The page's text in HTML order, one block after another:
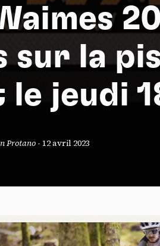
sur la
jeudi
Protano- 12 avril 2023